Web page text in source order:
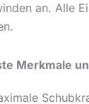
an. Alle
Merkmale